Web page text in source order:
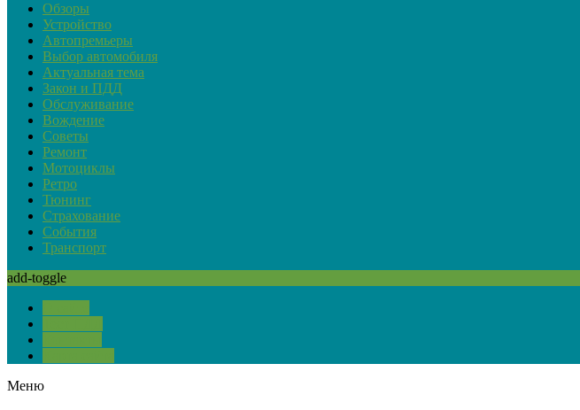
Обзоры
Устройство
Автопремьеры
Выбор автомобиля
Актуальная тема
Закон и ПДД
Обслуживание
Вождение
Советы
Ремонт
Мотоциклы
Ретро
Тюнинг
Страхование
События
Транспорт
add-toggle
Меню